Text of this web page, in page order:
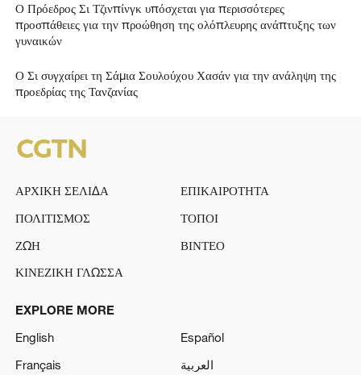
Ο Πρόεδρος Σι Τζινπίνγκ υπόσχεται για περισσότερες
προσπάθειες για την προώθηση της ολόπλευρης ανάπτυξης των
γυναικών
Ο Σι συγχαίρει τη Σάμια Σουλούχου Χασάν για την ανάληψη της
προεδρίας της Τανζανίας
ΑΡΧΙΚΗ ΣΕΛΙΔΑ
ΕΠΙΚΑΙΡΟΤΗΤΑ
ΠΟΛΙΤΙΣΜΟΣ
ΤΟΠΟΙ
ΖΩΗ
ΒΙΝΤΕΟ
ΚΙΝΕΖΙΚΗ ΓΛΩΣΣΑ
EXPLORE MORE
English
Español
Français
العربية